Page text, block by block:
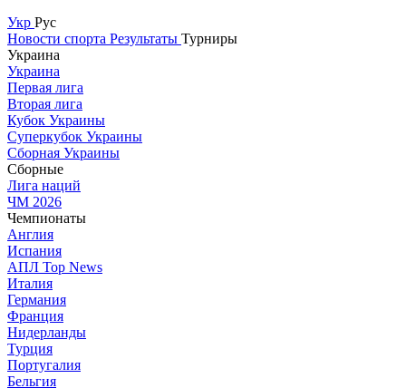
Укр Рус
Новости спорта Результаты Турниры
Украина
Украина
Первая лига
Вторая лига
Кубок Украины
Суперкубок Украины
Сборная Украины
Сборные
Лига наций
ЧМ 2026
Чемпионаты
Англия
Испания
АПЛ Top News
Италия
Германия
Франция
Нидерланды
Турция
Португалия
Бельгия